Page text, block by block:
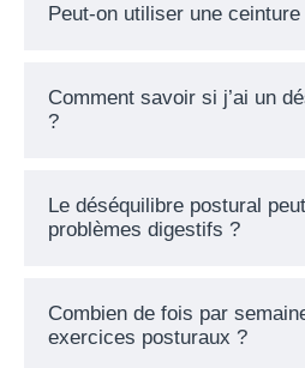
Peut-on utiliser une
Comment savoir si j’ai un
?
Le déséquilibre postural
problèmes digestifs ?
Combien de fois par
exercices posturaux ?